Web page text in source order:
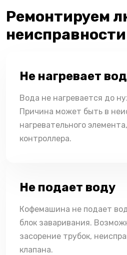
Ремонтируем
неисправности
Не нагревает
Вода не нагревается до
Причина может быть в
нагревательного
контроллера.
Не подает воду
Кофемашина не подает
блок заваривания.
засорение трубок,
клапана.